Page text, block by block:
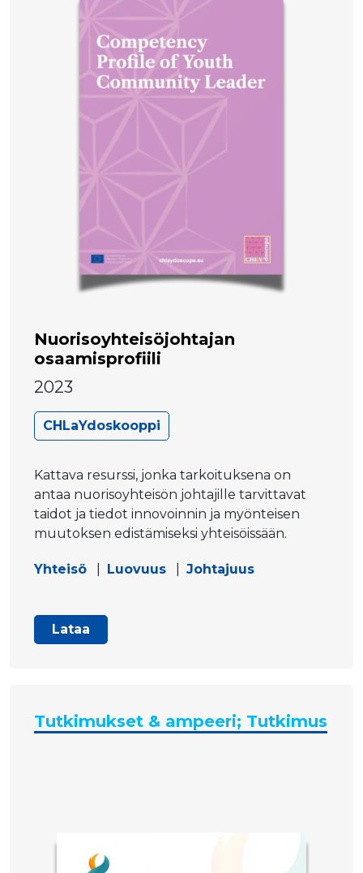
Nuorisoyhteisöjohtajan
osaamisprofiili
2023
CHLaYdoskooppi
Kattava resurssi, jonka tarkoituksena on
antaa nuorisoyhteisön johtajille tarvittavat
taidot ja tiedot innovoinnin ja myönteisen
muutoksen edistämiseksi yhteisöissään.
Yhteisö Luovuus Johtajuus
Lataa
Tutkimukset & ampeeri; Tutkimus